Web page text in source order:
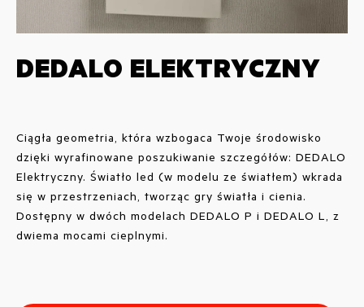
DEDALO ELEKTRYCZNY
Ciągła geometria, która wzbogaca Twoje środowisko
dzięki wyrafinowane poszukiwanie szczegółów: DEDALO
Elektryczny. Światło led (w modelu ze światłem) wkrada
się w przestrzeniach, tworząc gry światła i cienia.
Dostępny w dwóch modelach DEDALO P i DEDALO L, z
dwiema mocami cieplnymi.